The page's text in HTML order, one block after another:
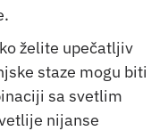
želite upečatljiv
staze mogu biti
sa svetlim
nijanse